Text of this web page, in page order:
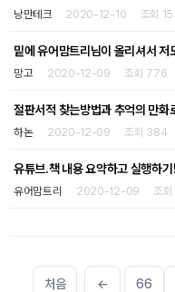
낭만테크 2020-12-10 조회
밑에 유어맘트리님이 올리셔서
망고 2020-12-09 조회 776
절판서적 찾는방법과 추억의 만화
하논 2020-12-09 조회 384
유튜브.책 내용 요약하고 실행하기!
유어맘트리 2020-12-09 조
처음 ← 66